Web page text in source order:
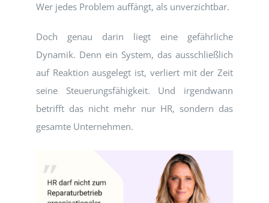
Wer jedes Problem auffängt, als unverzichtbar.
Doch genau darin liegt eine gefährliche
Dynamik. Denn ein System, das ausschließlich
auf Reaktion ausgelegt ist, verliert mit der Zeit
seine Steuerungsfähigkeit. Und irgendwann
betrifft das nicht mehr nur HR, sondern das
gesamte Unternehmen.